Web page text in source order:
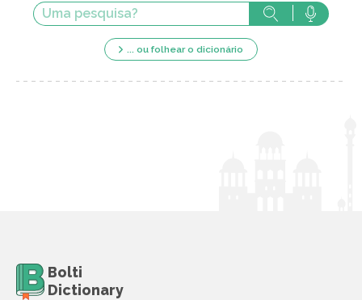
... ou folhear o dicionário
Bolti
Dictionary